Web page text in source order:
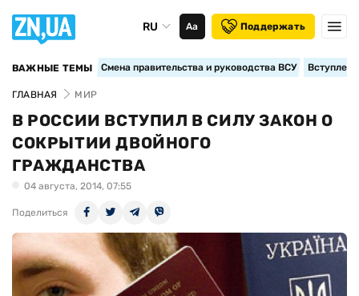
RU Аа Поддержать
ВАЖНЫЕ ТЕМЫ Смена правительства и руководства ВСУ
ГЛАВНАЯ МИР
В РОССИИ ВСТУПИЛ В СИЛУ ЗАКОН О
СОКРЫТИИ ДВОЙНОГО
ГРАЖДАНСТВА
04 августа, 2014, 07:55
Поделиться